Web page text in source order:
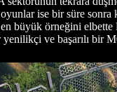
ise bir süre
büyük örneğini
yenilikçi ve başarılı bir